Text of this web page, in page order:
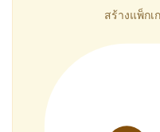
สร้างแพ็กเ